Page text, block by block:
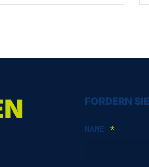
FORDERN
NAME *